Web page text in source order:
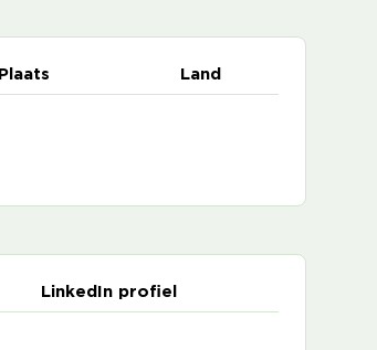
Plaats Land
LinkedIn profiel